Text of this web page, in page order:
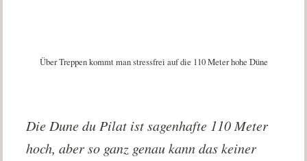
Über Treppen kommt man stressfrei auf die 110 Meter hohe Düne
Die Dune du Pilat ist sagenhafte 110 Meter
hoch, aber so ganz genau kann das keiner